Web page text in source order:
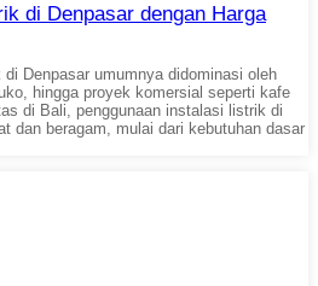
di Denpasar dengan Harga
Denpasar umumnya didominasi oleh
hingga proyek komersial seperti kafe
di Bali, penggunaan instalasi listrik di
dan beragam, mulai dari kebutuhan dasar